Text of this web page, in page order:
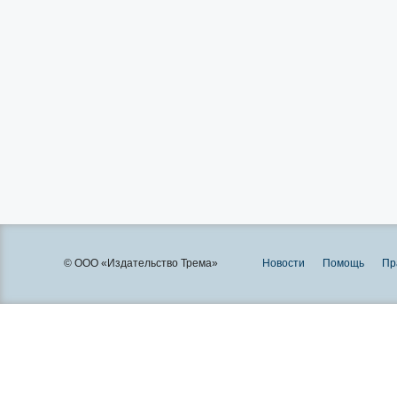
© ООО «Издательство Трема» Новости Помощь